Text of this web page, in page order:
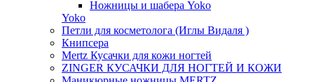
Ножницы и шабера Yoko
Yoko
Петли для косметолога (Иглы Видаля )
Книпсера
Mertz Кусачки для кожи ногтей
ZINGER КУСАЧКИ ДЛЯ НОГТЕЙ И КОЖИ